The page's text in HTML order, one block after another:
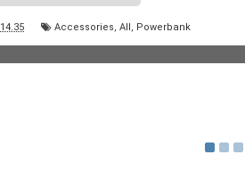
14.35 Accessories All Powerbank